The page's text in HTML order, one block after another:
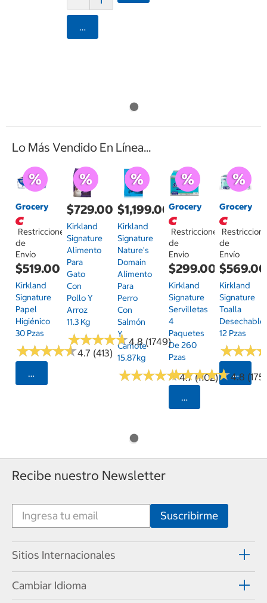
Agregar
Lo Más Vendido En Línea...
Grocery
Restricciones
de
Envío
$519.00
Kirkland
Signature
Papel
Higiénico
30 Pzas
★★★★★
★★★★★4.7 (413)
Seleccionar Código Postal
$729.00
Kirkland
Signature
Alimento
Para
Gato
Con
Pollo Y
Arroz
11.3 Kg
★★★★★
★★★★★4.8 (1749)
$1,199.00
Kirkland
Signature
Nature's
Domain
Alimento
Para
Perro
Con
Salmón
Y
Camote
15.87kg
★★★★★
★★★★★4.7 (1102)
Grocery
Restricciones
de
Envío
$299.00
Kirkland
Signature
Servilletas
4
Paquetes
De 260
Pzas
★★★★★
★★★★★4.8 (175)
Seleccionar
Grocery
de
Envío
$569.00
Kirkland
Signature
Toalla
Desechable
12 Pzas
★★★
★★★
Recibe nuestro Newsletter
Sitios Internacionales
Cambiar Idioma